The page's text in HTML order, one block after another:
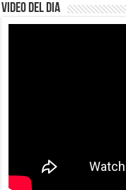
Video del dia